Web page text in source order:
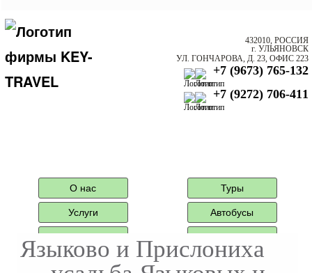
432010, РОССИЯ
г. УЛЬЯНОВСК
УЛ. ГОНЧАРОВА, Д. 23, ОФИС 223
+7 (9673) 765-132
+7 (9272) 706-411
О нас Туры
Услуги Автобусы
Агентам
Контактная
информация
Туры автобусные
Языково и Прислониха